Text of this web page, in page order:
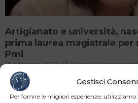
Gestisci
Per fornire le migliori esperienze, utilizziamo
Artigianato e università,
prima laurea magistrale per
Pmi
15 Maggio 2026 Nessun
Dal 2026-2027 al via il nuovo corso in
management delle imprese artigiane e
nasce dalla collaborazione tra